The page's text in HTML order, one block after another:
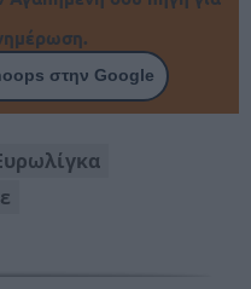
στην Google